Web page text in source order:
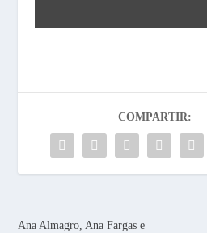
COMPARTIR:
Ana Almagro, Ana Fargas e